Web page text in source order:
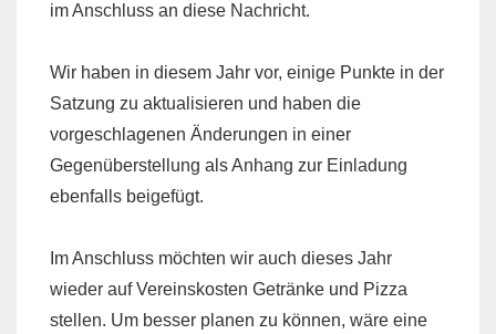
im Anschluss an diese Nachricht.
Wir haben in diesem Jahr vor, einige Punkte in der
Satzung zu aktualisieren und haben die
vorgeschlagenen Änderungen in einer
Gegenüberstellung als Anhang zur Einladung
ebenfalls beigefügt.
Im Anschluss möchten wir auch dieses Jahr
wieder auf Vereinskosten Getränke und Pizza
stellen. Um besser planen zu können, wäre eine